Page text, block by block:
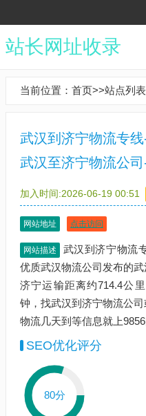
站长网址收录
当前位置： 首页>>站点列表
武汉到济宁物流专
武汉至济宁物流公
加入时间:2026-06-19 00:51
网站地址 点击访问
网站描述
武汉到济宁物流
优质武汉物流公司发布的
济宁运输距离约714.4公
钟，找武汉到济宁物流公
物流几天到等信息就上9856
SEO优化评分
80分